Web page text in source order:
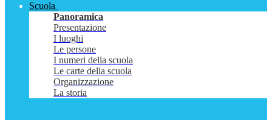
Scuola
Panoramica
Presentazione
I luoghi
Le persone
I numeri della scuola
Le carte della scuola
Organizzazione
La storia